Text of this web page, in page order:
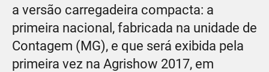
a versão carregadeira compacta: a
primeira nacional, fabricada na unidade de
Contagem (MG), e que será exibida pela
primeira vez na Agrishow 2017, em